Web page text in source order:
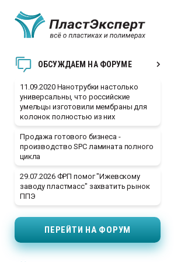
ОБСУЖДАЕМ НА ФОРУМЕ
11.09.2020 Нанотрубки настолько
универсальны, что российские
умельцы изготовили мембраны для
колонок полностью из них
Продажа готового бизнеса -
производство SPC ламината полного
цикла
29.07.2026 ФРП помог "Ижевскому
заводу пластмасс" захватить рынок
ППЭ
ПЕРЕЙТИ НА ФОРУМ